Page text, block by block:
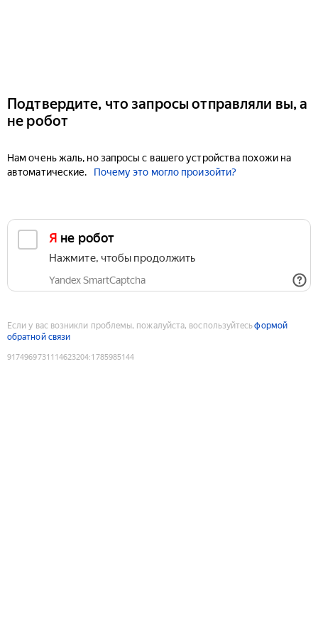
Подтвердите, что запросы отправляли вы, а
не робот
Нам очень жаль, но запросы с вашего устройства похожи на
автоматические.
Почему это могло произойти?
Я не робот
Нажмите, чтобы продолжить
Yandex SmartCaptcha
Если у вас возникли проблемы, пожалуйста, воспользуйтесьформой
обратной связи
9174969731114623204:1785985144